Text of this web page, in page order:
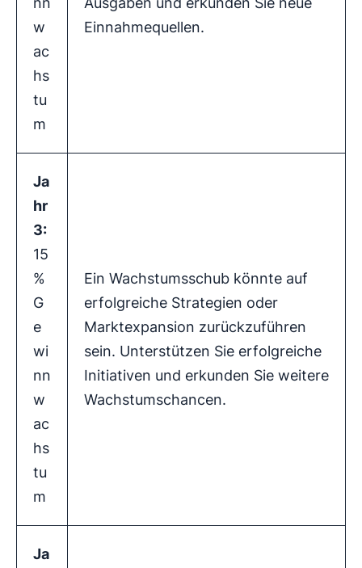
w
ac
hs
tu
m
Einnahmequellen.
Ja
hr
3:
15
%
G
e
wi
nn
w
ac
hs
tu
m
Ein Wachstumsschub könnte auf
erfolgreiche Strategien oder
Marktexpansion zurückzuführen
sein. Unterstützen Sie erfolgreiche
Initiativen und erkunden Sie weitere
Wachstumschancen.
Ja